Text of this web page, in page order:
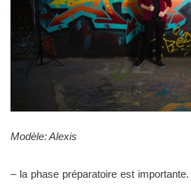
Modèle: Alexis
– la phase préparatoire est